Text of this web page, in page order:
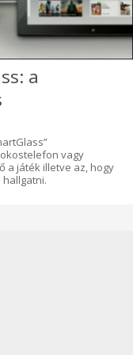
a
vagy
a játék illetve az, hogy